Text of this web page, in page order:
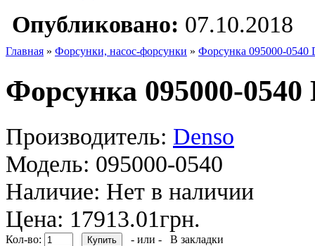
Опубликовано: 07.10.2018
Главная » Форсунки, насос-форсунки » Форсунка 095000-0540
Форсунка 095000-0540
Производитель: Denso
Модель: 095000-0540
Наличие: Нет в наличии
Цена: 17913.01грн.
Кол-во: - или -
В закладки